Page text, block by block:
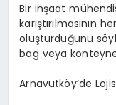
Bir inşaat
karıştırılmasının
oluşturduğunu
bag veya
Arnavutköy’de